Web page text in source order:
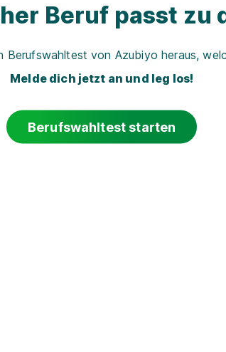
Beruf passt zu
Berufswahltest von Azubiyo heraus,
Melde dich jetzt an und leg los!
Berufswahltest starten